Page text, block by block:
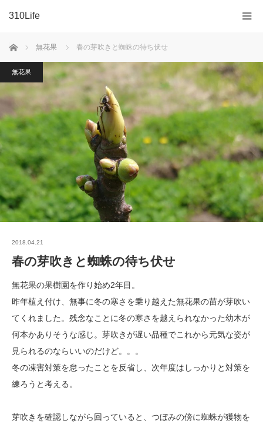
310Life
ホーム 無花果 春の芽吹きと蜘蛛の待ち伏せ
無花果
2018.04.21
春の芽吹きと蜘蛛の待ち伏せ
無花果の果樹園を作り始め2年目。
昨年植え付け、無事に冬の寒さを乗り越えた無花果の苗が芽吹い
てくれました。残念なことに冬の寒さを越えられなかった幼木が
何本かありそうな感じ。芽吹きが遅い品種でこれから元気な姿が
見られるのならいいのだけど。。。
冬の凍害対策を怠ったことを反省し、次年度はしっかりと対策を
練ろうと考える。
芽吹きを確認しながら回っていると、つぼみの傍に蜘蛛が獲物を